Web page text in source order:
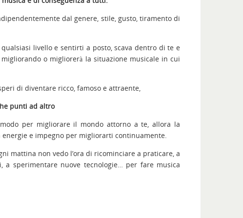
dal genere, stile, gusto, tiramento di
livello e sentirti a posto, scava dentro di te e
o migliorerà la situazione musicale in cui
di diventare ricco, famoso e attraente,
punti ad altro
per migliorare il mondo attorno a te, allora la
e impegno per migliorarti continuamente.
mattina non vedo l’ora di ricominciare a praticare, a
sperimentare nuove tecnologie… per fare musica